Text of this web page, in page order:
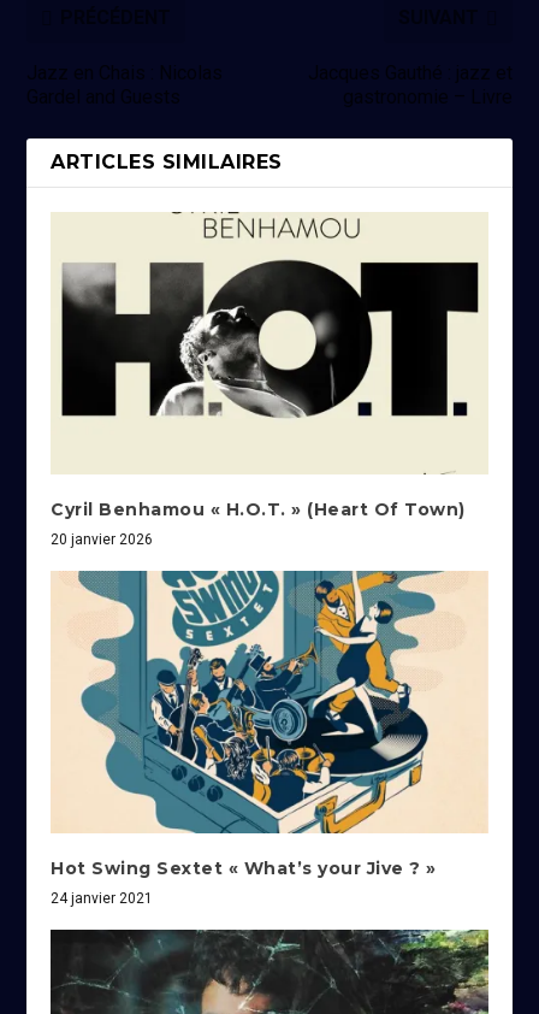
Jazz en Chais : Nicolas
Gardel and Guests
Jacques Gauthé : jazz et
gastronomie – Livre
ARTICLES SIMILAIRES
Cyril Benhamou « H.O.T. » (Heart Of Town)
20 janvier 2026
Hot Swing Sextet « What’s your Jive ? »
24 janvier 2021